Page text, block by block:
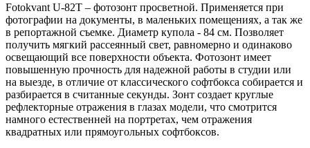
Fotokvant U-82T – фотозонт просветной. Применяется при
фотографии на документы, в маленьких помещениях, а так же
в репортажной съемке. Диаметр купола - 84 см. Позволяет
получить мягкий рассеянный свет, равномерно и одинаково
освещающий все поверхности объекта. Фотозонт имеет
повышенную прочность для надежной работы в студии или
на выезде, в отличие от классического софтбокса собирается и
разбирается в считанные секунды. Зонт создает круглые
рефлекторные отражения в глазах модели, что смотрится
намного естественней на портретах, чем отражения
квадратных или прямоугольных софтбоксов.